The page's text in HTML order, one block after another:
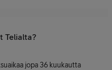
Telialta?
jopa 36 kuukautta